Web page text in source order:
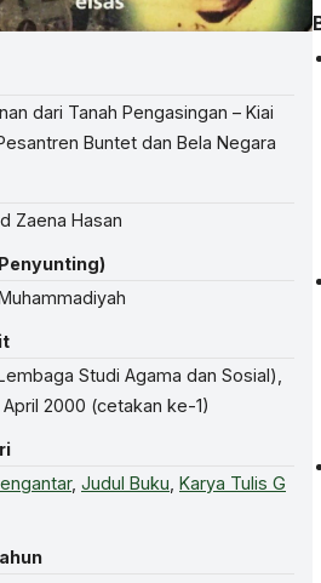
dari Tanah Pengasingan – Kiai
Buntet dan Bela Negara
Zaena Hasan
Studi Agama dan Sosial),
2000 (cetakan ke-1)
, Judul Buku Karya Tulis G